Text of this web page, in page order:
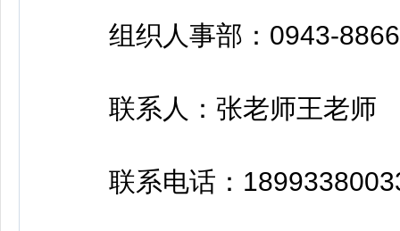
组织人事部：0943-
联系人：张老师王老师
联系电话：